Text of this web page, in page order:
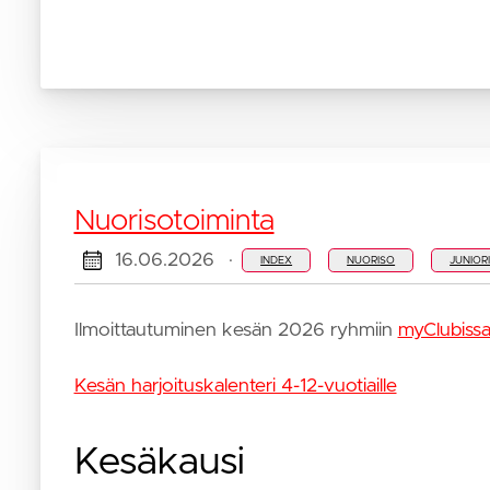
2025
Nuorisotoiminta
16.06.2026 · INDEX NUORISO JUNIORI
Ilmoittautuminen kesän 2026 ryhmiin myClubissa
Kesän harjoituskalenteri 4-12-vuotiaille
Kesäkausi